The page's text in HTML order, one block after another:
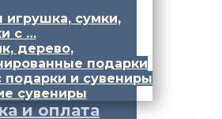
игрушка, сумки,
с …
дерево,
подарки
подарки и сувениры
сувениры
и оплата